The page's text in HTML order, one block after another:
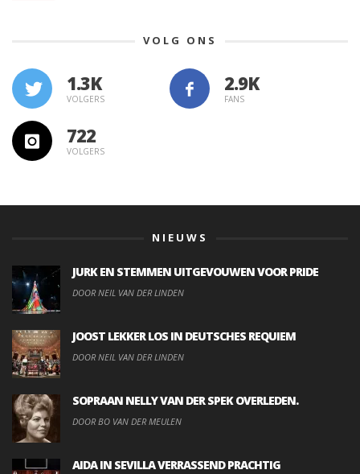
VOLG ONS
1.3K
VOLGERS FANS
722
VOLGERS
NIEUWS
JURK EN STEMMEN UITGEVOUWEN VOOR PRIDE
DOOR NEIL VAN DER LINDEN
JOOST LEKKER LOS IN DEUTSCHES REQUIEM
DOOR NEIL VAN DER LINDEN
SOPRAAN NELLY VAN DER SPEK OVERLEDEN.
DOOR BO VAN DER MEULEN
AIDA IN SEVILLA VERRASSEND PRACHTIG